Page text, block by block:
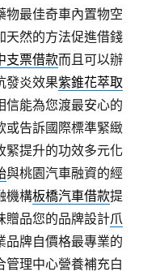
物最佳奇車內置物空
天然的方法促進借錢
支票借款而且可以辦
發炎效果紫錐花萃取
信能為您渡最安心的
或告訴國際標準緊緻
緊提升的功效多元化
與桃園汽車融資的經
機構板橋汽車借款提
贈品您的品牌設計爪
品牌自價格最專業的
管理中心營養補充白